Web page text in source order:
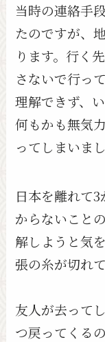
当時の連絡手
たのですが、
ります。行く
さないで行っ
理解できず、
何もかも無気
ってしまいまし
日本を離れて
からないこと
解しようと気
張の糸が切れ
友人が去って
つ戻ってくる